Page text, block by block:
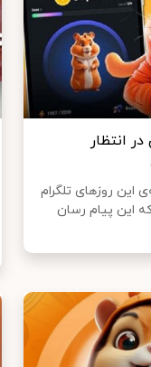
انتظار
این روزهای تلگرام
این پیام رسان